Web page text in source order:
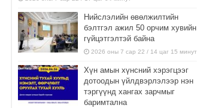
Нийслэлийн өвөлжилтийн
бэлтгэл ажил 50 орчим хувийн
гүйцэтгэлтэй байна
2026 оны 7 сар 22 / 14 цаг 15 минут
Хүн амын хүнсний хэрэгцээг
дотоодын үйлдвэрлэлээр нэн
тэргүүнд хангах зарчмыг
баримтална